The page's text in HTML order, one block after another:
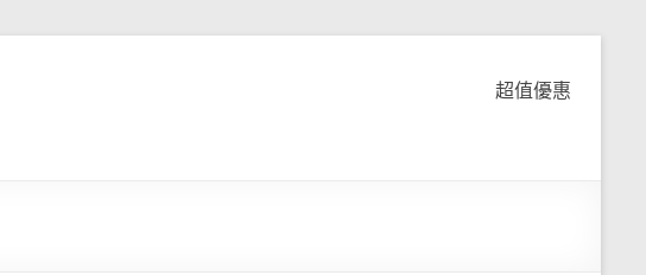
超值優惠